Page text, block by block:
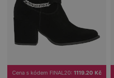
Cena s kódem FINAL20: 1119.20 Kč